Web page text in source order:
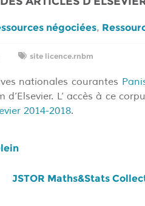
négociées,
site licence.rnbm
nationales courantes
L’ accès à ce
2014-2018.
JSTOR Maths&Stats